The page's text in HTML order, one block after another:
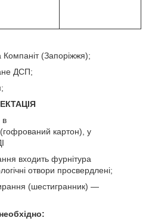
(Запоріжжя);
ДСП;
в
картон), у
входить фурнітура
отвори просвердлені;
(шестигранник) —